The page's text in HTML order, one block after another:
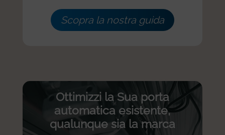
Scopra la nostra guida
Ottimizzi la Sua porta
automatica esistente,
qualunque sia la marca